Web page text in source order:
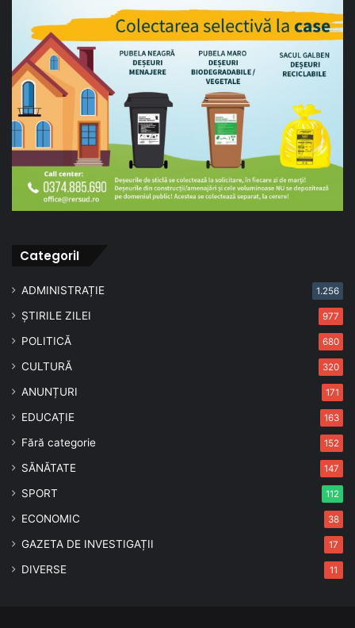
CategoriI
ADMINISTRAȚIE 1.256
ȘTIRILE ZILEI 977
POLITICĂ 680
CULTURĂ 320
ANUNȚURI 171
EDUCAȚIE 163
Fără categorie 152
SĂNĂTATE 147
SPORT 112
ECONOMIC 38
GAZETA DE INVESTIGAȚII 17
DIVERSE 11